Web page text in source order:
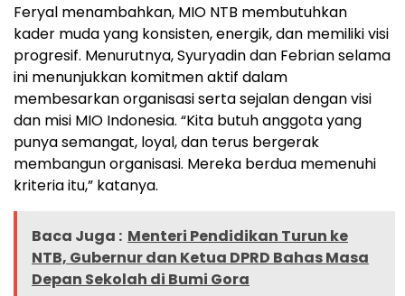
Feryal menambahkan, MIO NTB membutuhkan
kader muda yang konsisten, energik, dan memiliki visi
progresif. Menurutnya, Syuryadin dan Febrian selama
ini menunjukkan komitmen aktif dalam
membesarkan organisasi serta sejalan dengan visi
dan misi MIO Indonesia. “Kita butuh anggota yang
punya semangat, loyal, dan terus bergerak
membangun organisasi. Mereka berdua memenuhi
kriteria itu,” katanya.
Baca Juga : Menteri Pendidikan Turun ke
NTB, Gubernur dan Ketua DPRD Bahas Masa
Depan Sekolah di Bumi Gora